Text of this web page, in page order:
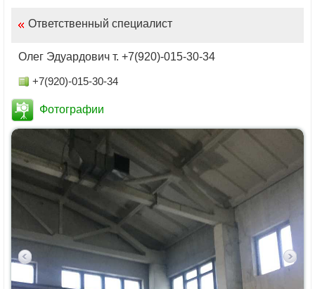
Ответственный специалист
Олег Эдуардович т. +7(920)-015-30-34
+7(920)-015-30-34
Фотографии